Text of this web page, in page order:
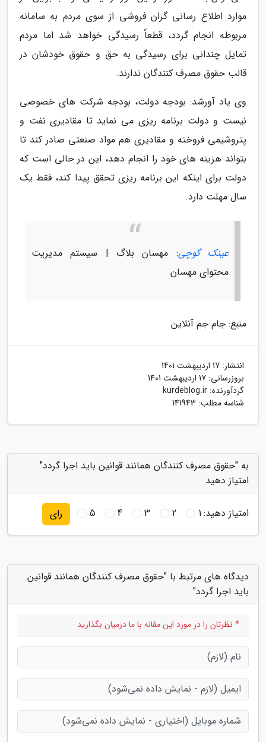
موارد اطلاع رسانی گران فروشی از سوی مردم به سامانه
مربوطه انجام گردد، قطعاً رسیدگی خواهد شد اما مردم
تمایل چندانی برای رسیدگی به حق و حقوق خودشان در
قالب حقوق مصرف کنندگان ندارند.
وی یاد آورشد: بودجه دولت، بودجه شرکت های خصوصی
نیست و دولت برنامه ریزی می نماید تا مقادیری نفت و
پتروشیمی فروخته و مقادیری هم مواد صنعتی صادر کند تا
بتواند هزینه های خود را انجام دهد، این در حالی است که
دولت برای اینکه این برنامه ریزی تحقق پیدا کند، فقط یک
سال مهلت دارد.
عینک گوچی: مهسان بلاگ | سیستم مدیریت
محتوای مهسان
منبع: جام جم آنلاین
انتشار: 17 اردیبهشت 1401
بروزرسانی: 17 اردیبهشت 1401
گردآورنده: kurdeblog.ir
شناسه مطلب: 141943
به "حقوق مصرف کنندگان همانند قوانین باید اجرا گردد"
امتیاز دهید
امتیاز دهید:1
2
3
4
5 رای
دیدگاه های مرتبط با "حقوق مصرف کنندگان همانند قوانین
باید اجرا گردد"
* نظرتان را در مورد این مقاله با ما درمیان بگذارید